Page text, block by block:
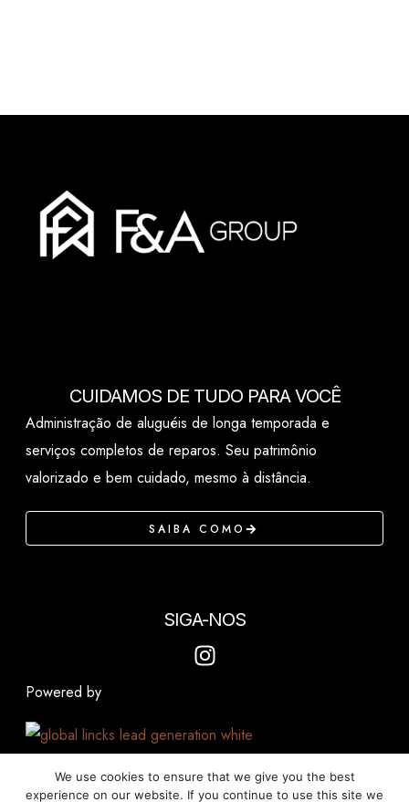
CUIDAMOS DE TUDO PARA VOCÊ
Administração de aluguéis de longa temporada e
serviços completos de reparos. Seu patrimônio
valorizado e bem cuidado, mesmo à distância.
SAIBA COMO
SIGA-NOS
Powered by
Terms of Service
We use cookies to ensure that we give you the best
experience on our website. If you continue to use this site we